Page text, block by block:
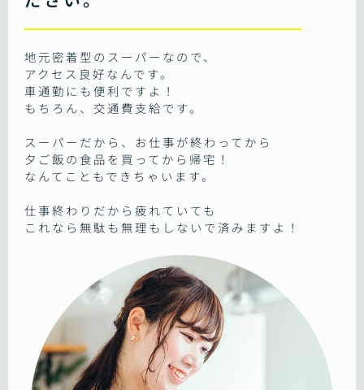
地元密着型のスーパーなので、
アクセス良好なんです。
車通勤にも便利ですよ！
もちろん、交通費支給です。
スーパーだから、お仕事が終わってから
夕ご飯の食品を買ってから帰宅！
なんてこともできちゃいます。
仕事終わりだから疲れていても
これなら無駄も無理もしないで済みますよ！